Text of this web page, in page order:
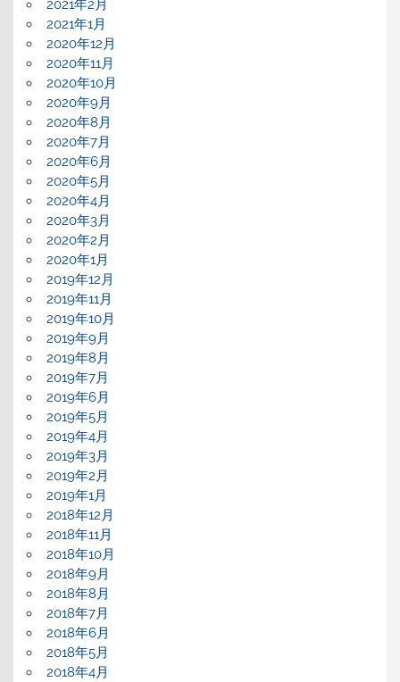
2021年2月
2021年1月
2020年12月
2020年11月
2020年10月
2020年9月
2020年8月
2020年7月
2020年6月
2020年5月
2020年4月
2020年3月
2020年2月
2020年1月
2019年12月
2019年11月
2019年10月
2019年9月
2019年8月
2019年7月
2019年6月
2019年5月
2019年4月
2019年3月
2019年2月
2019年1月
2018年12月
2018年11月
2018年10月
2018年9月
2018年8月
2018年7月
2018年6月
2018年5月
2018年4月